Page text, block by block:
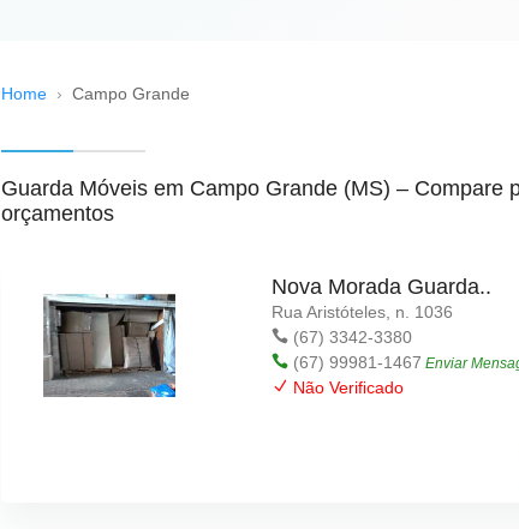
Home › Campo Grande
Guarda Móveis em Campo Grande (MS) – Compare
orçamentos
Empresas de guarda-
Nova Morada Guarda..
Rua Aristóteles, n. 1036
(67) 3342-3380
(67) 99981-1467 Enviar
Não Verificado